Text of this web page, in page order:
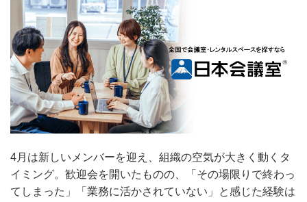
4月は新しいメンバーを迎え、組織の空気が大きく動くタ
イミング。歓迎会を開いたものの、「その場限りで終わっ
てしまった」「業務に活かされていない」と感じた経験は